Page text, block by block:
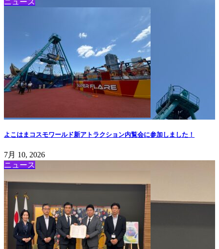
ニュース
よこはまコスモワールド新アトラクション内覧会に参加しました！
7月 10, 2026
ニュース